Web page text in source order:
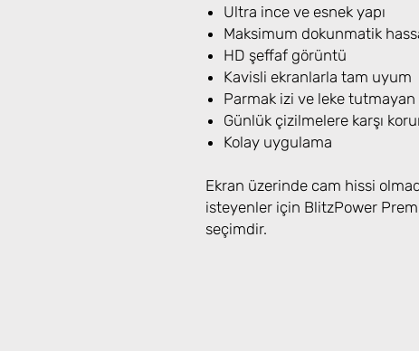
Ultra ince ve esnek yapı
Maksimum dokunmatik
HD şeffaf görüntü
Kavisli ekranlarla tam uyum
Parmak izi ve leke
Günlük çizilmelere karşı
Kolay uygulama
Ekran üzerinde cam hissi
isteyenler için BlitzPower
seçimdir.